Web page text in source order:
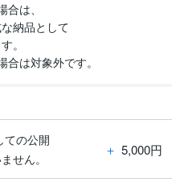
は、
納品として
。
は対象外です。
ての公開
せん。
＋ 5,000円